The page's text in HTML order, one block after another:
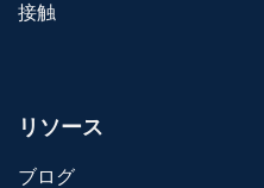
接触
リソース
ブログ